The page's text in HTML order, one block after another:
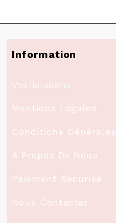
Information
Vos livraisons
Mentions Légales
Conditions Générales
A Propos De Nous
Paiement Sécurisé
Nous Contacter